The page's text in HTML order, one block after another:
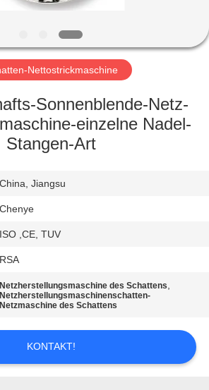
Nettostrickmaschine
Sonnenblende-Netz-
einzelne Nadel-
Stangen-Art
China, Jiangsu
Chenye
ISO ,CE, TUV
RSA
Netzherstellungsmaschine des Schattens,
Netzherstellungsmaschinenschatten-
Netzmaschine des Schattens
KONTAKT!